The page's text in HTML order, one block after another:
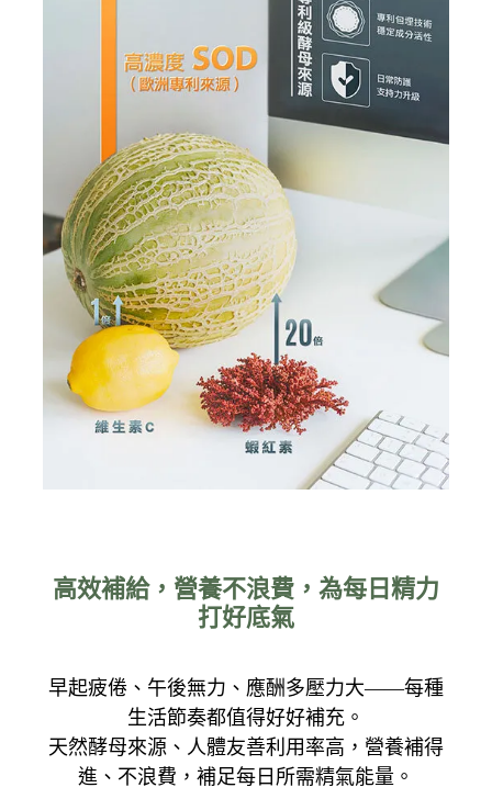
高效補給，營養不浪費，為每日精力
打好底氣
早起疲倦、午後無力、應酬多壓力大——每種
生活節奏都值得好好補充。
天然酵母來源、人體友善利用率高，營養補得
進、不浪費，補足每日所需精氣能量。